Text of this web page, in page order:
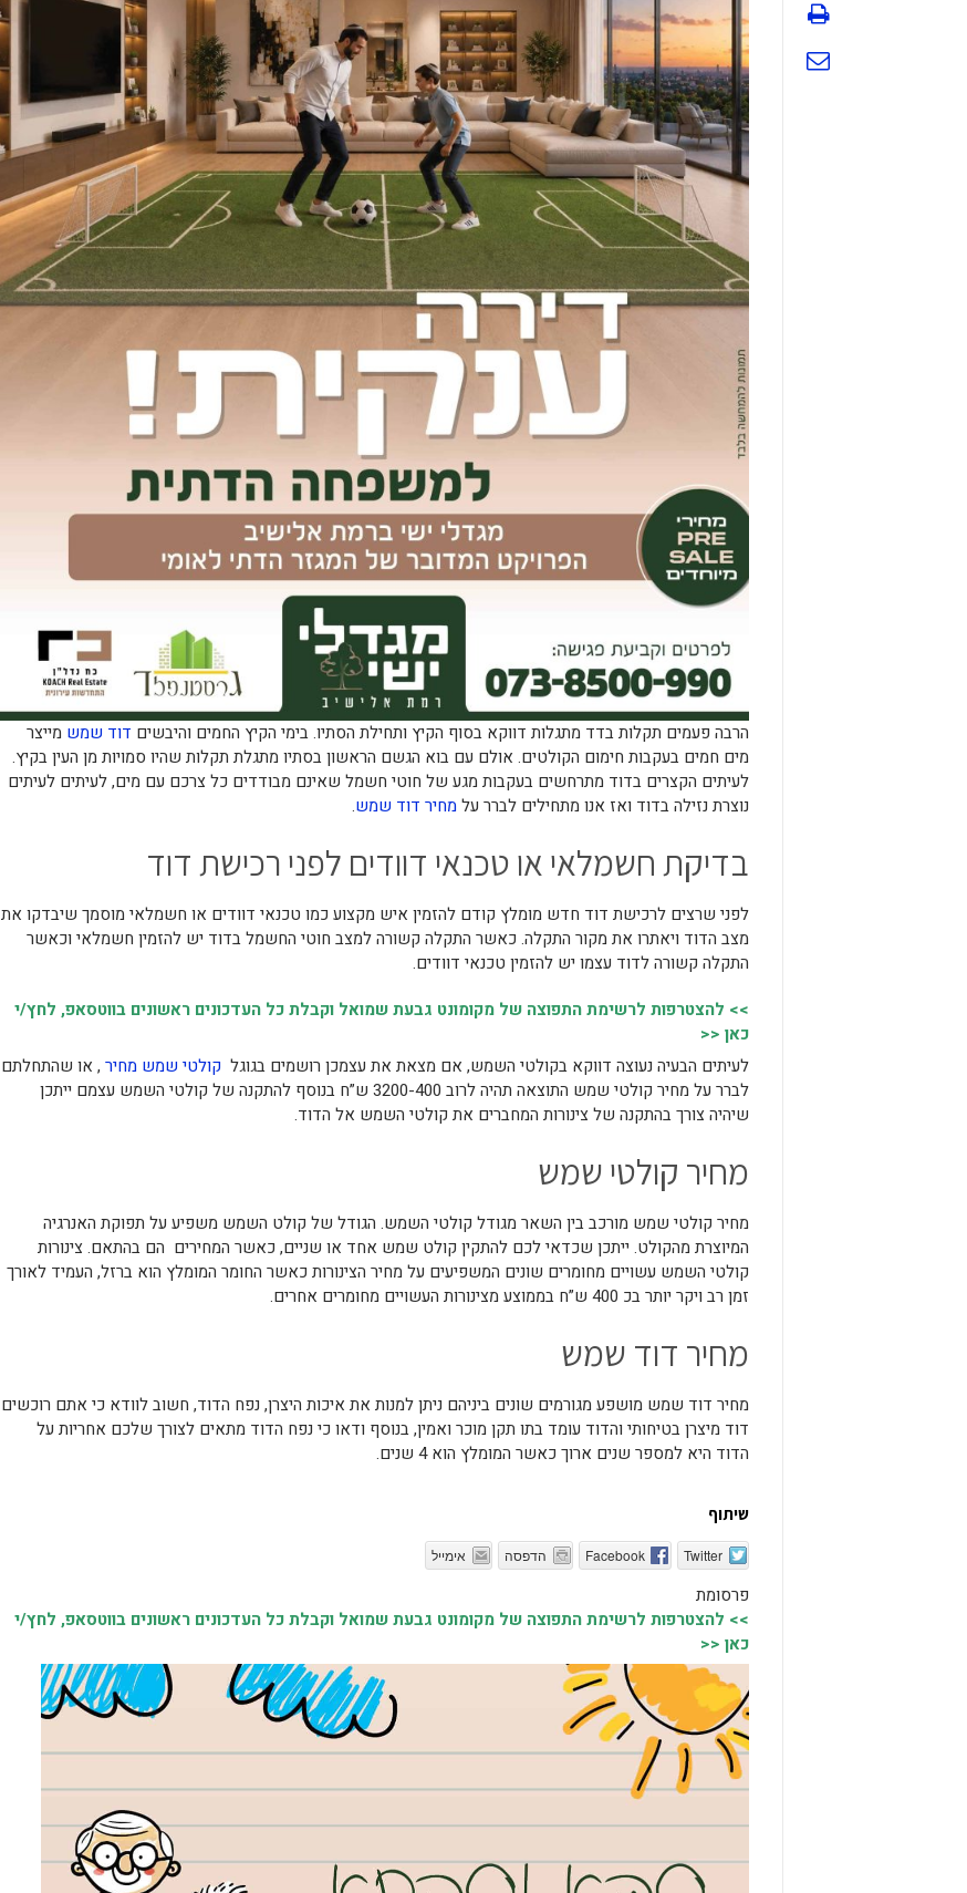
הרבה פעמים תקלות בדד מתגלות דווקא בסוף הקיץ ותחילת הסתיו. בימי הקיץ החמים והיבשים דוד שמש מייצר
מים חמים בעקבות חימום הקולטים. אולם עם בוא הגשם הראשון בסתיו מתגלת תקלות שהיו סמויות מן העין בקיץ.
לעיתים הקצרים בדוד מתרחשים בעקבות מגע של חוטי חשמל שאינם מבודדים כל צרכם עם מים, לעיתים לעיתים
נוצרת נזילה בדוד ואז אנו מתחילים לברר עלמחיר דוד שמש.
בדיקת חשמלאי או טכנאי דוודים לפני רכישת דוד
לפני שרצים לרכישת דוד חדש מומלץ קודם להזמין איש מקצוע כמו טכנאי דוודים או חשמלאי מוסמך שיבדקו את
מצב הדוד ויאתרו את מקור התקלה. כאשר התקלה קשורה למצב חוטי החשמל בדוד יש להזמין חשמלאי וכאשר
התקלה קשורה לדוד עצמו יש להזמין טכנאי דוודים.
>> להצטרפות לרשימת התפוצה של מקומונט גבעת שמואל וקבלת כל העדכונים ראשונים בווטסאפ, לחץ/י
כאן <<
לעיתים הבעיה נעוצה דווקא בקולטי השמש, אם מצאת את עצמכן רושמים בגוגל קולטי שמש מחיר , או שהתחלתם
לברר על מחיר קולטי שמש התוצאה תהיה לרוב 3200-400 ש”ח בנוסף להתקנה של קולטי השמש עצמם ייתכן
שיהיה צורך בהתקנה של צינורות המחברים את קולטי השמש אל הדוד.
מחיר קולטי שמש
מחיר קולטי שמש מורכב בין השאר מגודל קולטי השמש. הגודל של קולט השמש משפיע על תפוקת האנרגיה
המיוצרת מהקולט. ייתכן שכדאי לכם להתקין קולט שמש אחד או שניים, כאשר המחירים הם בהתאם. צינורות
קולטי השמש עשויים מחומרים שונים המשפיעים על מחיר הצינורות כאשר החומר המומלץ הוא ברזל, העמיד לאורך
זמן רב ויקר יותר בכ 400 ש”ח בממוצע מצינורות העשויים מחומרים אחרים.
מחיר דוד שמש
מחיר דוד שמש מושפע מגורמים שונים ביניהם ניתן למנות את איכות היצרן, נפח הדוד, חשוב לוודא כי אתם רוכשים
דוד מיצרן בטיחותי והדוד עומד בתו תקן מוכר ואמין, בנוסף ודאו כי נפח הדוד מתאים לצורך שלכם אחריות על
הדוד היא למספר שנים ארוך כאשר המומלץ הוא 4 שנים.
שיתוף
Twitter
Facebook הדפסה אימייל
פרסומת
>> להצטרפות לרשימת התפוצה של מקומונט גבעת שמואל וקבלת כל העדכונים ראשונים בווטסאפ, לחץ/י
כאן <<